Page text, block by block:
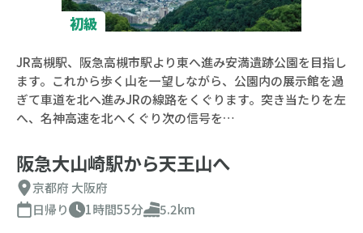
初級
JR高槻駅、阪急高槻市駅より東へ進み安満遺跡公園を目指し
ます。これから歩く山を一望しながら、公園内の展示館を過
ぎて車道を北へ進みJRの線路をくぐります。突き当たりを左
へ、名神高速を北へくぐり次の信号を…
阪急大山崎駅から天王山へ
京都府 大阪府
日帰り
1時間55分 5.2km